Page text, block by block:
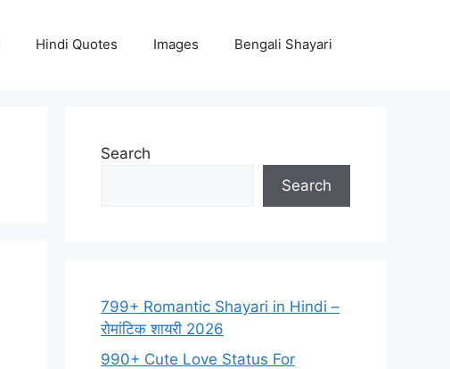
Hindi Quotes Images Bengali Shayari
Search
Search
799+ Romantic Shayari in Hindi –
रोमांटिक शायरी 2026
990+ Cute Love Status For